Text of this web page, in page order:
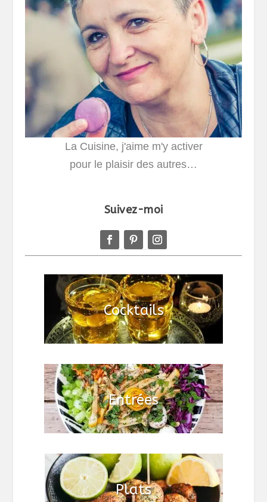
La Cuisine, j'aime m'y activer
pour le plaisir des autres…
Suivez-moi